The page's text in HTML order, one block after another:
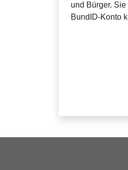
und Bürger.
BundID-Konto